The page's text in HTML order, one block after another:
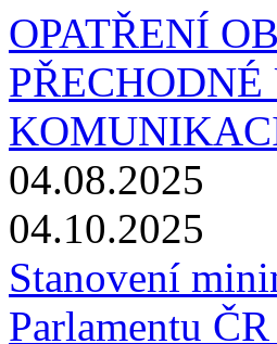
OPATŘENÍ
04.08.2025
04.10.2025
Stanovení
Parlamentu